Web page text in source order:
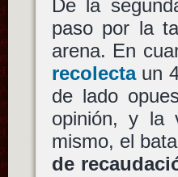
De la
paso por la
arena. En
recolectaun
de lado
opinión, y la
mismo, el
de